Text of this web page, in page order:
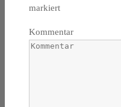
markiert
Kommentar